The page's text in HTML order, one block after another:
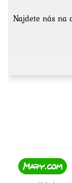
Najdete nás na